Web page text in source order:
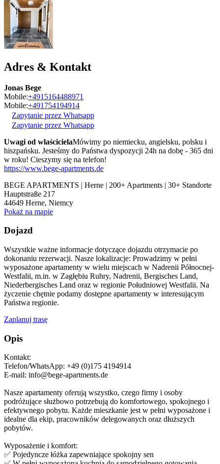
Adres & Kontakt
Jonas Bege
Mobile:+4915164488971
Mobile:+491754194914
Zapytanie przez Whatsapp
Zapytanie przez Whatsapp
Uwagi od wlaścicielaMówimy po niemiecku, angielsku, polsku i
hiszpańsku. Jesteśmy do Państwa dyspozycji 24h na dobę - 365 dni
w roku! Cieszymy się na telefon!
https://www.bege-apartments.de
BEGE APARTMENTS | Herne | 200+ Apartments | 30+ Standorte
Hauptstraße 217
44649 Herne, Niemcy
Pokaż na mapie
Dojazd
Wszystkie ważne informacje dotyczące dojazdu otrzymacie po
dokonaniu rezerwacji. Nasze lokalizacje: Prowadzimy w pełni
wyposażone apartamenty w wielu miejscach w Nadrenii Północnej-
Westfalii, m.in. w Zagłębiu Ruhry, Nadrenii, Bergisches Land,
Niederbergisches Land oraz w regionie Południowej Westfalii. Na
życzenie chętnie podamy dostępne apartamenty w interesującym
Państwa regionie.
Zaplanuj trasę
Opis
Kontakt:
Telefon/WhatsApp: +49 (0)175 4194914
E-mail: info@bege-apartments.de
Nasze apartamenty oferują wszystko, czego firmy i osoby
podróżujące służbowo potrzebują do komfortowego, spokojnego i
efektywnego pobytu. Każde mieszkanie jest w pełni wyposażone i
idealne dla ekip, pracowników delegowanych oraz dłuższych
pobytów.
Wyposażenie i komfort:
✅ Pojedyncze łóżka zapewniające spokojny sen